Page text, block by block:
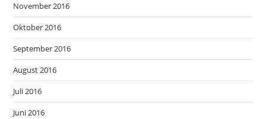
November 2016
Oktober 2016
September 2016
August 2016
Juli 2016
Juni 2016